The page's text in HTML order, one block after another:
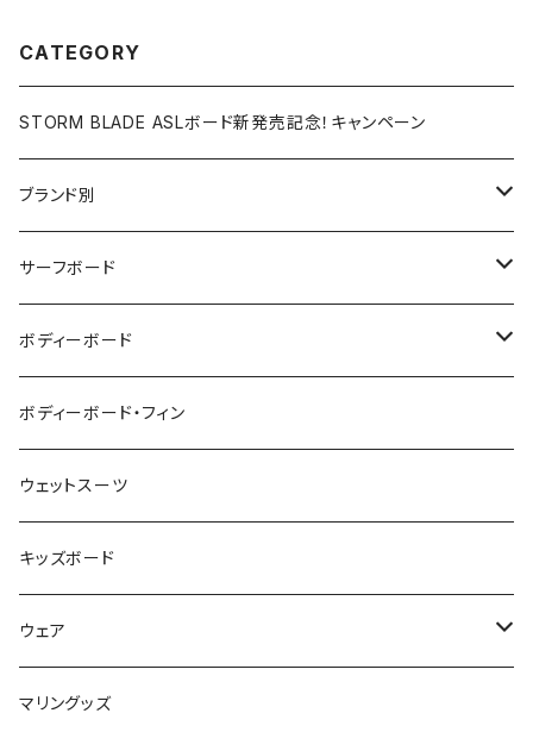
CATEGORY
STORM BLADE ASLボード新発売記念！キャンペーン
ブランド別
V-BODY BOARDS
ZEBEC
pride.m
FLOCO
Mermaid & Guys
UNDERSERIES
TABIE REVO
サーフボード
サーフボード
フィン
サーフボードアクセサリー
ボディーボード
ボディーボード
BBフィン
BBアクセサリー
コイルコード
ボードケース
ボディーボード・フィン
ウェットスーツ
キッズボード
ウェア
メンズ
マリングッズ